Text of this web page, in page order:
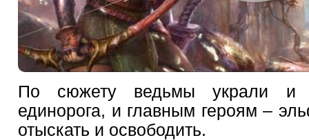
По сюжету ведьмы украли и
единорога, и главным героям –
отыскать и освободить.